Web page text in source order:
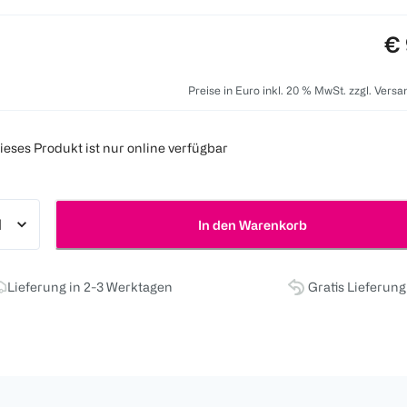
€
Preise in Euro inkl. 20 % MwSt. zzgl.
Produkt ist nur online verfügbar
In den Warenkorb
Lieferung in 2-3 Werktagen Gratis